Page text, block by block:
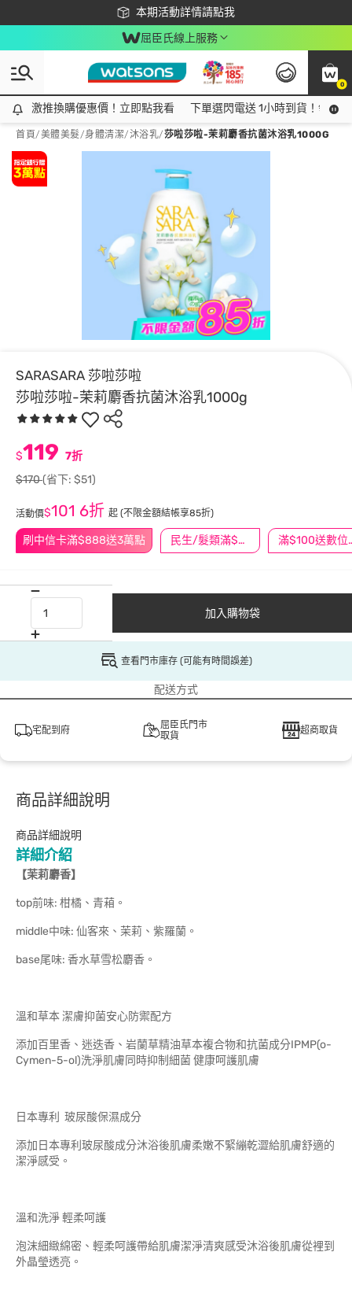
本期活動詳情請點我
下載app最高回饋$350
屈臣氏線上服務
0
激推換購優惠價！立即點我看
激推換購優惠價！立即點我看 下單選閃電送 1小時到貨！領神
首頁/美體美髮/身體清潔/沐浴乳/莎啦莎啦-茉莉麝香抗菌沐浴乳1000G
SARASARA 莎啦莎啦
莎啦莎啦-茉莉麝香抗菌沐浴乳1000g
刷中信卡滿$888送3萬點 民生/髮類滿$388送舒潔冰巾 滿
$119 7折
$170(省下: $51)
活動價$101 6折 起 (不限金額結帳享85折)
加入購物袋
查看門市庫存 (可能有時間誤差)
配送方式
宅配到府
屈臣氏門市
取貨
超商取貨
商品詳細說明
商品詳細說明
詳細介紹
【茉莉麝香】
top前味: 柑橘、青葙。
middle中味: 仙客來、茉莉、紫羅蘭。
base尾味: 香水草雪松麝香。
溫和草本 潔膚抑菌安心防禦配方
添加百里香、迷迭香、岩蘭草精油草本複合物和抗菌成分IPMP(o-
Cymen-5-ol)洗淨肌膚同時抑制細菌 健康呵護肌膚
日本專利 玻尿酸保濕成分
添加日本專利玻尿酸成分沐浴後肌膚柔嫩不緊繃乾澀給肌膚舒適的
潔淨感受。
溫和洗淨 輕柔呵護
泡沫細緻綿密、輕柔呵護帶給肌膚潔淨清爽感受沐浴後肌膚從裡到
外晶瑩透亮。